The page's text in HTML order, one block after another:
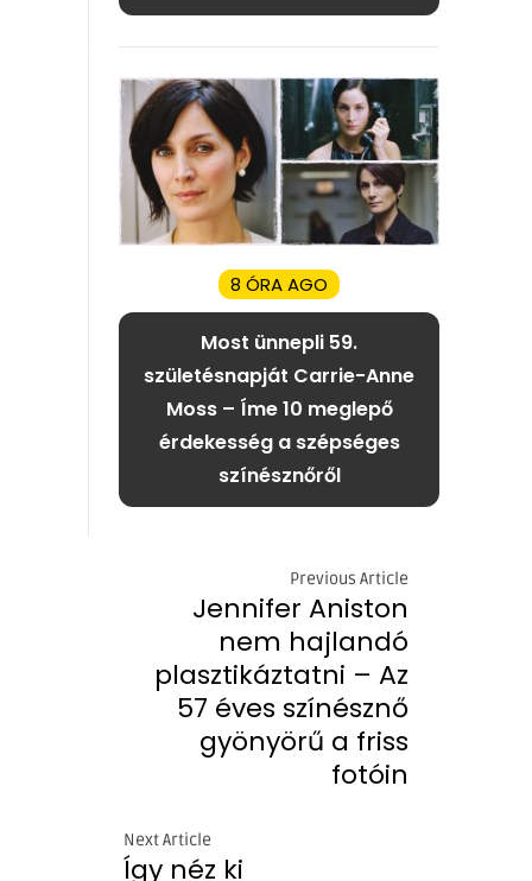
8 ÓRA AGO
Most ünnepli 59.
születésnapját Carrie-Anne
Moss – Íme 10 meglepő
érdekesség a szépséges
színésznőről
Previous Article
Jennifer Aniston
nem hajlandó
plasztikáztatni – Az
57 éves színésznő
gyönyörű a friss
fotóin
Next Article
Így néz ki